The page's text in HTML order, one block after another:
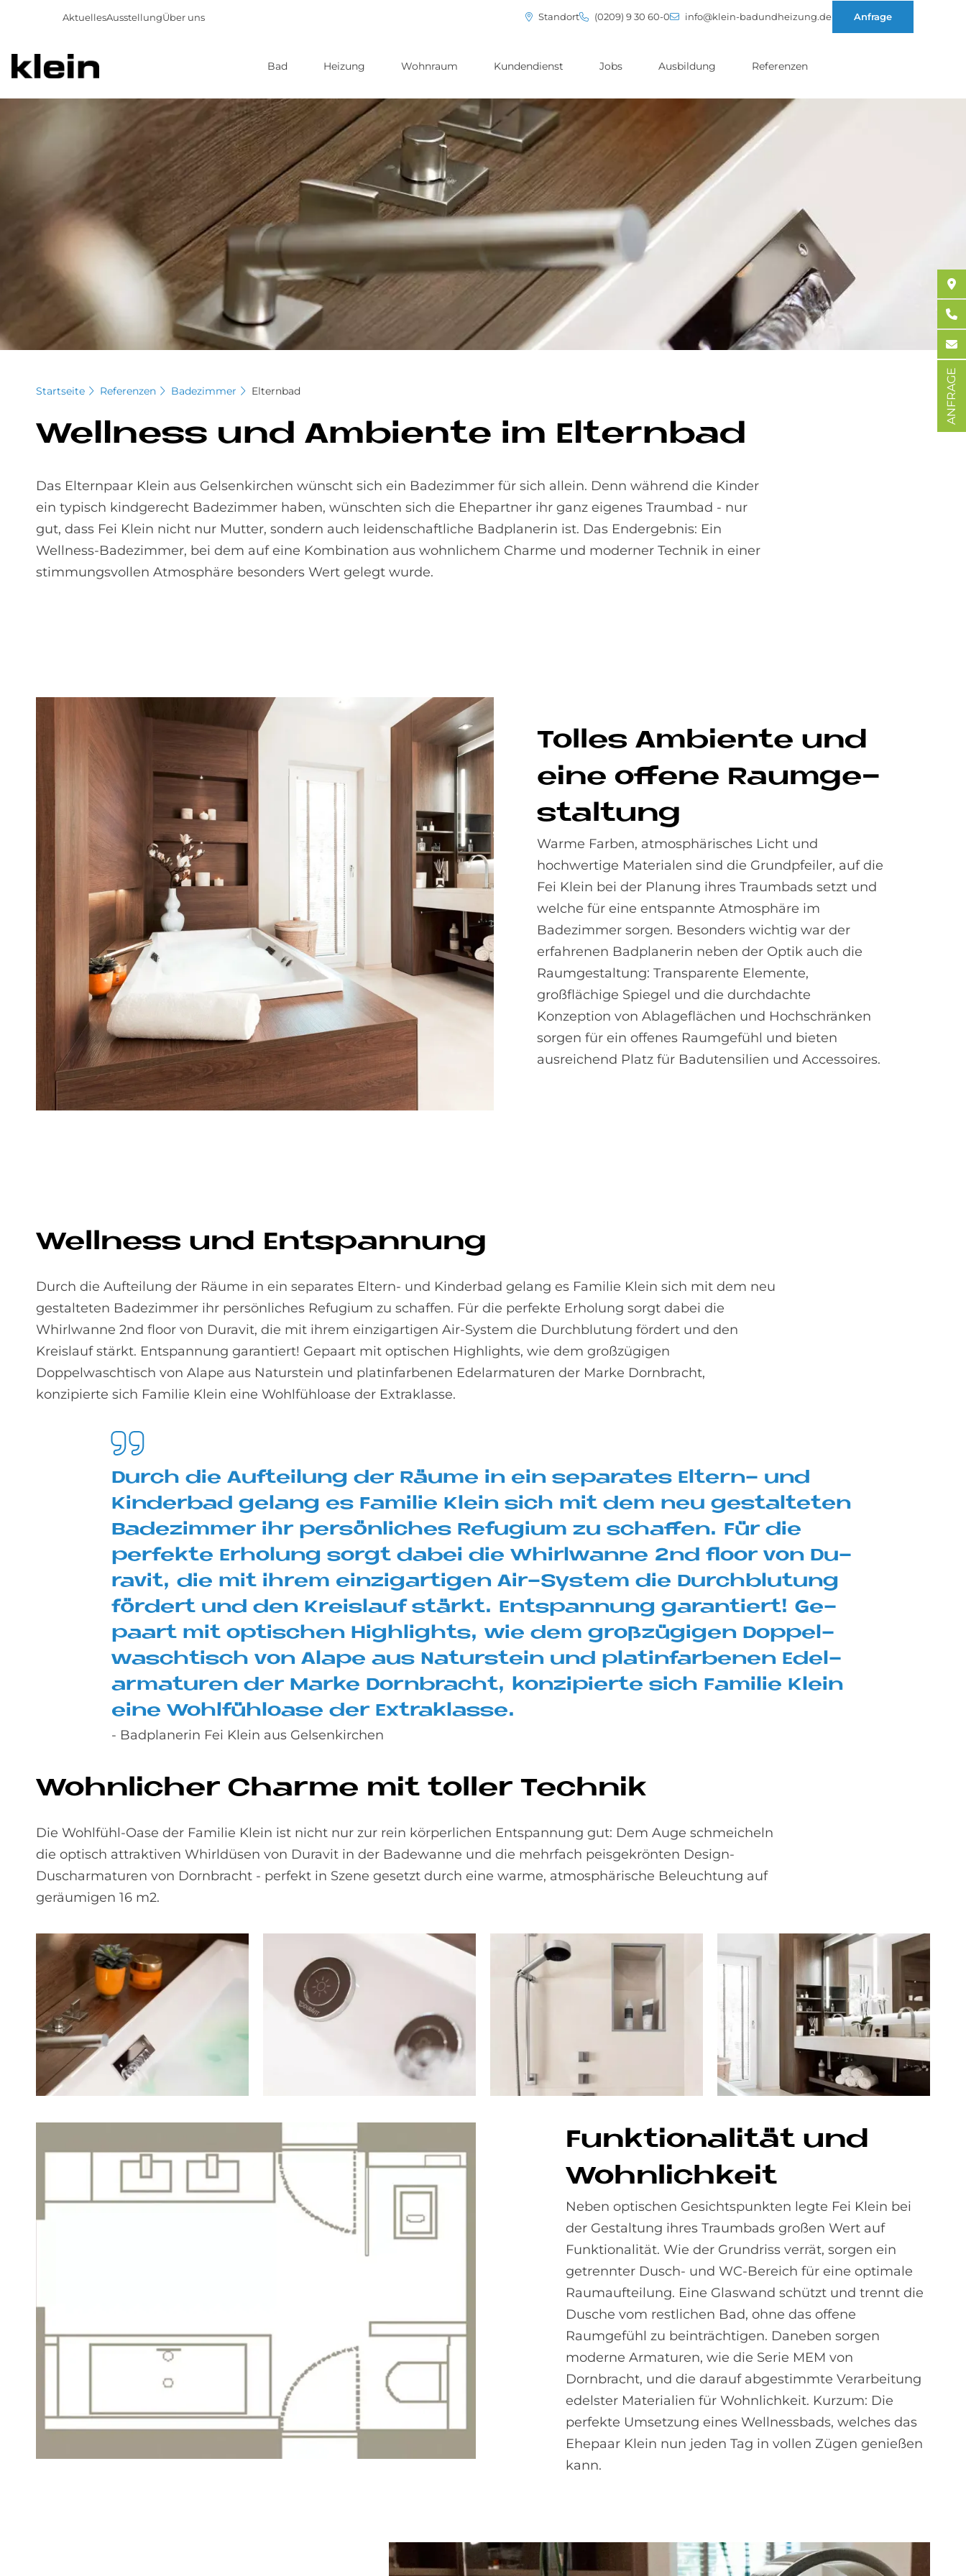
AktuellesAusstellungÜber uns Standort (0209) 9 30 60-0 info@klein-badundheizung.de Anfrage
Bad Heizung Wohnraum Kundendienst Jobs Ausbildung Referenzen
Startseite Referenzen Badezimmer Elternbad
Well­ness und Am­bi­en­te im El­tern­bad
Das Elternpaar Klein aus Gelsenkirchen wünscht sich ein Badezimmer für sich allein. Denn während die Kinder
ein typisch kindgerecht Badezimmer haben, wünschten sich die Ehepartner ihr ganz eigenes Traumbad - nur
gut, dass Fei Klein nicht nur Mutter, sondern auch leidenschaftliche Badplanerin ist. Das Endergebnis: Ein
Wellness-Badezimmer, bei dem auf eine Kombination aus wohnlichem Charme und moderner Technik in einer
stimmungsvollen Atmosphäre besonders Wert gelegt wurde.
Tol­les Am­bi­en­te und
eine of­fe­ne Raum­ge­
stal­tung
Warme Farben, atmosphärisches Licht und
hochwertige Materialen sind die Grundpfeiler, auf die
Fei Klein bei der Planung ihres Traumbads setzt und
welche für eine entspannte Atmosphäre im
Badezimmer sorgen. Besonders wichtig war der
erfahrenen Badplanerin neben der Optik auch die
Raumgestaltung: Transparente Elemente,
großflächige Spiegel und die durchdachte
Konzeption von Ablageflächen und Hochschränken
sorgen für ein offenes Raumgefühl und bieten
ausreichend Platz für Badutensilien und Accessoires.
Well­ness und Ent­span­nung
Durch die Aufteilung der Räume in ein separates Eltern- und Kinderbad gelang es Familie Klein sich mit dem neu
gestalteten Badezimmer ihr persönliches Refugium zu schaffen. Für die perfekte Erholung sorgt dabei die
Whirlwanne 2nd floor von Duravit, die mit ihrem einzigartigen Air-System die Durchblutung fördert und den
Kreislauf stärkt. Entspannung garantiert! Gepaart mit optischen Highlights, wie dem großzügigen
Doppelwaschtisch von Alape aus Naturstein und platinfarbenen Edelarmaturen der Marke Dornbracht,
konzipierte sich Familie Klein eine Wohlfühloase der Extraklasse.
Durch die Auf­tei­lung der Räu­me in ein se­pa­ra­tes El­tern- und
Kin­der­bad ge­lang es Fa­mi­lie Klein sich mit dem neu ge­stal­te­ten
Ba­de­zim­mer ihr per­sön­li­ches Re­fu­gi­um zu schaf­fen. Für die
per­fek­te Er­ho­lung sor­gt da­bei die Whirl­wan­ne 2nd floor von Du­
ra­vit, die mit ih­rem ein­zig­ar­ti­gen Air-Sy­stem die Durch­blu­tung
för­dert und den Kreis­lauf stär­kt. Ent­span­nung ga­ran­tiert! Ge­
paart mit op­ti­schen High­lights, wie dem groß­zü­gi­gen Dop­pel­
wasch­tisch von Alape aus Na­tur­stein und pla­tin­far­be­nen Edel­
ar­ma­tu­ren der Mar­ke Dorn­bracht, kon­zi­pier­te sich Fa­mi­lie Klein
eine Wohl­fühlo­a­se der Ex­tra­klas­se.
- Badplanerin Fei Klein aus Gelsenkirchen
Wohn­li­cher Charme mit tol­ler Tech­nik
Die Wohlfühl-Oase der Familie Klein ist nicht nur zur rein körperlichen Entspannung gut: Dem Auge schmeicheln
die optisch attraktiven Whirldüsen von Duravit in der Badewanne und die mehrfach peisgekrönten Design-
Duscharmaturen von Dornbracht - perfekt in Szene gesetzt durch eine warme, atmosphärische Beleuchtung auf
geräumigen 16 m2.
Funk­tio­na­li­tät und
Wohn­lich­keit
Neben optischen Gesichtspunkten legte Fei Klein bei
der Gestaltung ihres Traumbads großen Wert auf
Funktionalität. Wie der Grundriss verrät, sorgen ein
getrennter Dusch- und WC-Bereich für eine optimale
Raumaufteilung. Eine Glaswand schützt und trennt die
Dusche vom restlichen Bad, ohne das offene
Raumgefühl zu beinträchtigen. Daneben sorgen
moderne Armaturen, wie die Serie MEM von
Dornbracht, und die darauf abgestimmte Verarbeitung
edelster Materialien für Wohnlichkeit. Kurzum: Die
perfekte Umsetzung eines Wellnessbads, welches das
Ehepaar Klein nun jeden Tag in vollen Zügen genießen
kann.
ANFRAGE